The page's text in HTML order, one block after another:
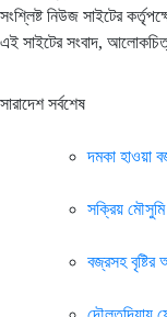
সংশ্লিষ্ট নিউজ সাইটের
এই সাইটের সংবাদ,
সারাদেশ সর্বশেষ
দমকা হাওয়া
সক্রিয় মৌসুমি
বজ্রসহ বৃষ্টির